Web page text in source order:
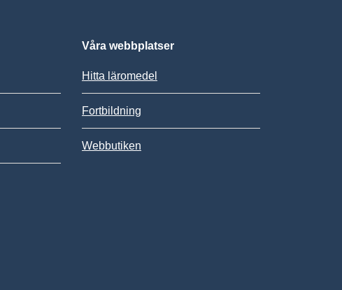
Våra webbplatser
Hitta läromedel
Fortbildning
Webbutiken